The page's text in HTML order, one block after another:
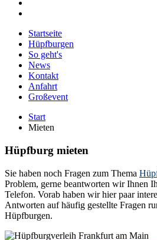
Startseite
Hüpfburgen
So geht's
News
Kontakt
Anfahrt
Großevent
Start
Mieten
Hüpfburg mieten
Sie haben noch Fragen zum Thema
Problem, gerne beantworten wir Ihnen
Telefon. Vorab haben wir hier paar
Antworten auf häufig gestellte Fragen
Hüpfburgen.